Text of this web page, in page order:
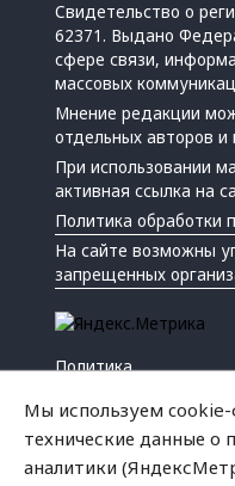
Свидетельство о
62371. Выдано
сфере связи,
массовых
Мнение редакции
отдельных авторов и
При использовании
активная ссылка на
Политика обработки
На сайте возможны
запрещенных
Политика
Мы используем
технические данные о
аналитики